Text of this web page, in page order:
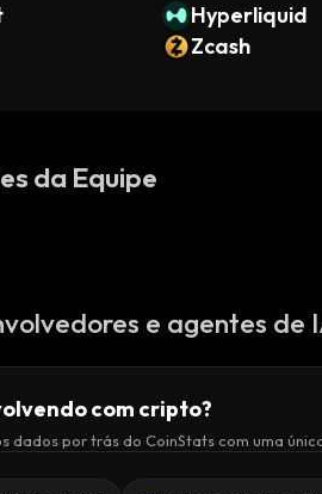
Hyperliquid
Zcash
da Equipe
e agentes de
com cripto?
dados por trás do CoinStats com uma